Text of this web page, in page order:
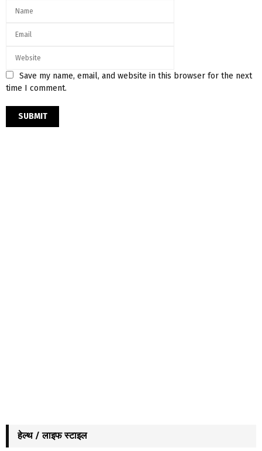
Save my name, email, and website in this browser for the next
time I comment.
हेल्थ / लाइफ स्टाइल